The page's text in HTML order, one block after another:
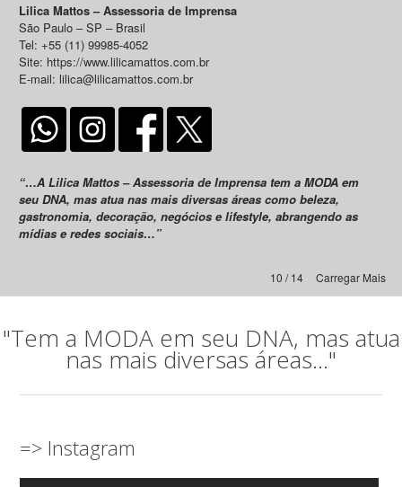
Lilica Mattos – Assessoria de Imprensa
São Paulo – SP – Brasil
Tel: +55 (11) 99985-4052
Site: https://www.lilicamattos.com.br
E-mail: lilica@lilicamattos.com.br
“…A Lilica Mattos – Assessoria de Imprensa tem a MODA em
seu DNA, mas atua nas mais diversas áreas como beleza,
gastronomia, decoração, negócios e lifestyle, abrangendo as
mídias e redes sociais…”
Carregar Mais
10 / 14
"Tem a MODA em seu DNA, mas atua
nas mais diversas áreas..."
=> Instagram